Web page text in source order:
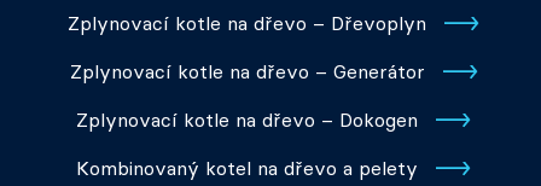
Zplynovací kotle na dřevo – Dřevoplyn
Zplynovací kotle na dřevo – Generátor
Zplynovací kotle na dřevo – Dokogen
Kombinovaný kotel na dřevo a pelety